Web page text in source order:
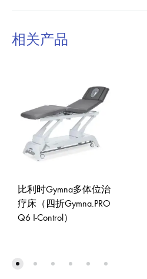
相关产品
比利时Gymna多体位治
疗床（四折Gymna.PRO
Q6 I-Control）